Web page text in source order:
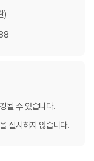
)
될 수 있습니다.
실시하지 않습니다.